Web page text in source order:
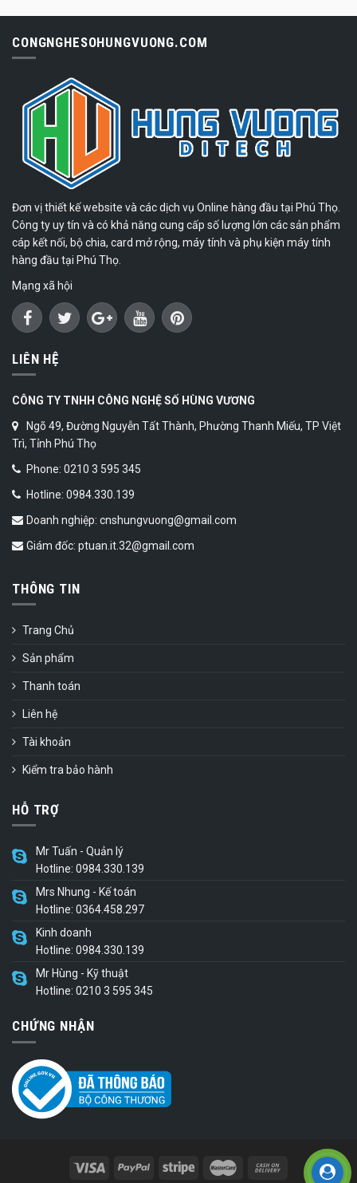
CONGNGHESOHUNGVUONG.COM
Đơn vị thiết kế website và các dịch vụ Online hàng đầu tại Phú Thọ.
Công ty uy tín và có khả năng cung cấp số lượng lớn các sản phẩm
cáp kết nối, bộ chia, card mở rộng, máy tính và phụ kiện máy tính
hàng đầu tại Phú Thọ.
Mạng xã hội
LIÊN HỆ
CÔNG TY TNHH CÔNG NGHỆ SỐ HÙNG VƯƠNG
Ngõ 49, Đường Nguyễn Tất Thành, Phường Thanh Miếu, TP Việt
Trì, Tỉnh Phú Thọ
Phone: 0210 3 595 345
Hotline: 0984.330.139
Doanh nghiệp: cnshungvuong@gmail.com
Giám đốc: ptuan.it.32@gmail.com
THÔNG TIN
Trang Chủ
Sản phẩm
Thanh toán
Liên hệ
Tài khoản
Kiểm tra bảo hành
HỖ TRỢ
Mr Tuấn - Quản lý
Hotline: 0984.330.139
Mrs Nhung - Kế toán
Hotline: 0364.458.297
Kinh doanh
Hotline: 0984.330.139
Mr Hùng - Kỹ thuật
Hotline: 0210 3 595 345
CHỨNG NHẬN